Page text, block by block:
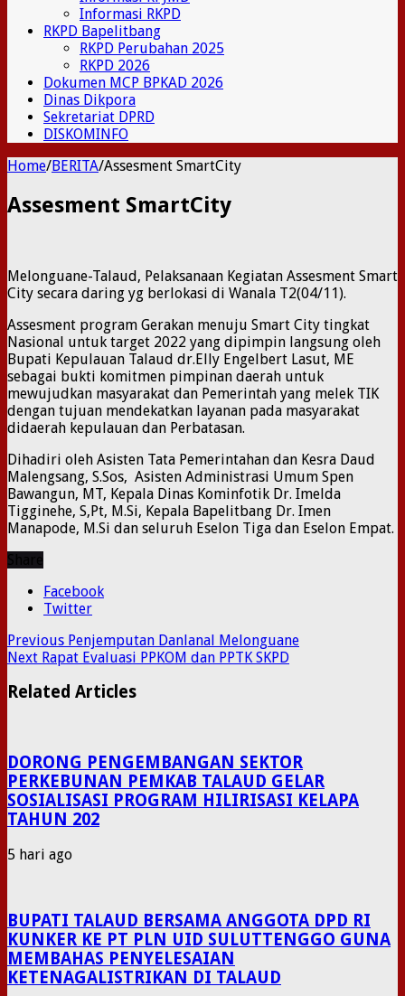
Informasi RKPD
RKPD Bapelitbang
RKPD Perubahan 2025
RKPD 2026
Dokumen MCP BPKAD 2026
Dinas Dikpora
Sekretariat DPRD
DISKOMINFO
Home/BERITA/Assesment SmartCity
Assesment SmartCity
Melonguane-Talaud, Pelaksanaan Kegiatan Assesment Smart
City secara daring yg berlokasi di Wanala T2(04/11).
Assesment program Gerakan menuju Smart City tingkat
Nasional untuk target 2022 yang dipimpin langsung oleh
Bupati Kepulauan Talaud dr.Elly Engelbert Lasut, ME
sebagai bukti komitmen pimpinan daerah untuk
mewujudkan masyarakat dan Pemerintah yang melek TIK
dengan tujuan mendekatkan layanan pada masyarakat
didaerah kepulauan dan Perbatasan.
Dihadiri oleh Asisten Tata Pemerintahan dan Kesra Daud
Malengsang, S.Sos, Asisten Administrasi Umum Spen
Bawangun, MT, Kepala Dinas Kominfotik Dr. Imelda
Tigginehe, S,Pt, M.Si, Kepala Bapelitbang Dr. Imen
Manapode, M.Si dan seluruh Eselon Tiga dan Eselon Empat.
Facebook
Twitter
Previous Penjemputan Danlanal Melonguane
Next Rapat Evaluasi PPKOM dan PPTK SKPD
Related Articles
DORONG PENGEMBANGAN SEKTOR
PERKEBUNAN PEMKAB TALAUD GELAR
SOSIALISASI PROGRAM HILIRISASI KELAPA
TAHUN 202
5 hari ago
BUPATI TALAUD BERSAMA ANGGOTA DPD RI
KUNKER KE PT PLN UID SULUTTENGGO GUNA
MEMBAHAS PENYELESAIAN
KETENAGALISTRIKAN DI TALAUD